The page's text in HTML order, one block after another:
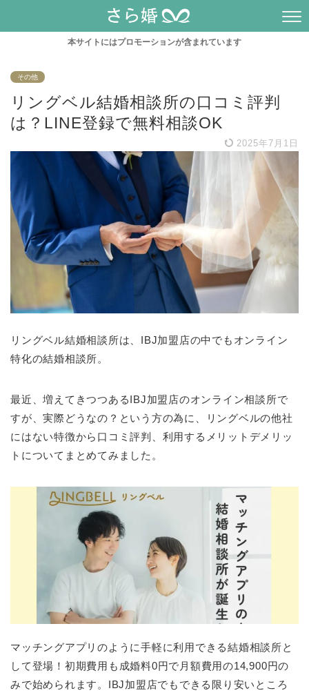
本サイトにはプロモーションが含まれています
その他
リングベル結婚相談所の口コミ評判
は？LINE登録で無料相談OK
2025年7月1日
リングベル結婚相談所は、IBJ加盟店の中でもオンライン
特化の結婚相談所。
最近、増えてきつつあるIBJ加盟店のオンライン相談所で
すが、実際どうなの？という方の為に、リングベルの他社
にはない特徴から口コミ評判、利用するメリットデメリッ
トについてまとめてみました。
マッチングアプリのように手軽に利用できる結婚相談所と
して登場！初期費用も成婚料0円で月額費用の14,900円の
みで始められます。IBJ加盟店でもできる限り安いところ